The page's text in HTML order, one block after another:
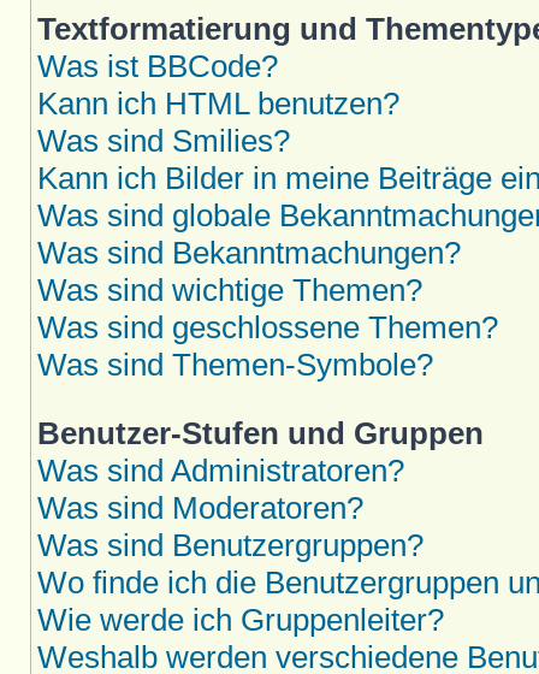
Textformatierung und
Was ist BBCode?
Kann ich HTML benutzen?
Was sind Smilies?
Kann ich Bilder in meine Beiträge
Was sind globale
Was sind Bekanntmachungen?
Was sind wichtige Themen?
Was sind geschlossene Themen?
Was sind Themen-Symbole?
Benutzer-Stufen und Gruppen
Was sind Administratoren?
Was sind Moderatoren?
Was sind Benutzergruppen?
Wo finde ich die Benutzergruppen
Wie werde ich Gruppenleiter?
Weshalb werden verschiedene